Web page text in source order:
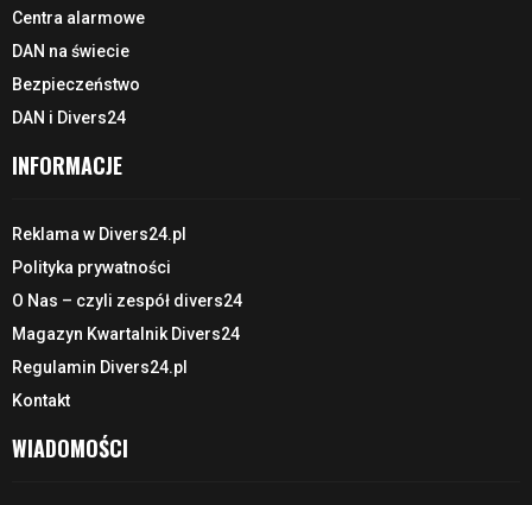
Centra alarmowe
DAN na świecie
Bezpieczeństwo
DAN i Divers24
INFORMACJE
Reklama w Divers24.pl
Polityka prywatności
O Nas – czyli zespół divers24
Magazyn Kwartalnik Divers24
Regulamin Divers24.pl
Kontakt
WIADOMOŚCI